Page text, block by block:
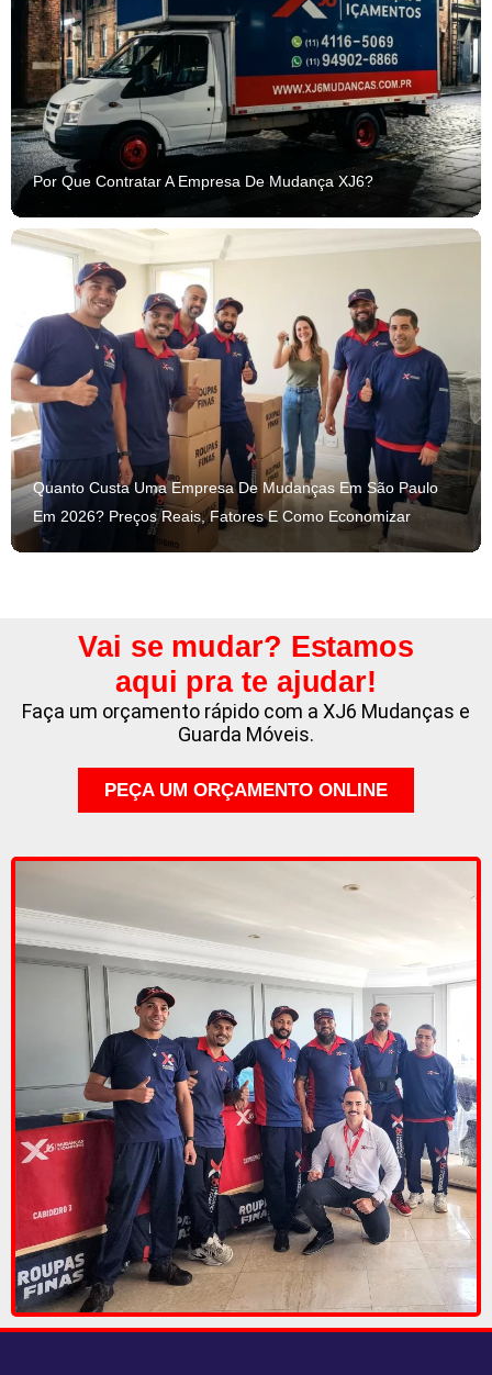
Por Que Contratar A Empresa De Mudança XJ6?
Quanto Custa Uma Empresa De Mudanças Em São Paulo
Em 2026? Preços Reais, Fatores E Como Economizar
Vai se mudar? Estamos
aqui pra te ajudar!
Faça um orçamento rápido com a XJ6 Mudanças e
Guarda Móveis.
PEÇA UM ORÇAMENTO ONLINE